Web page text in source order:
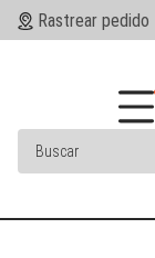
Rastrear pedido